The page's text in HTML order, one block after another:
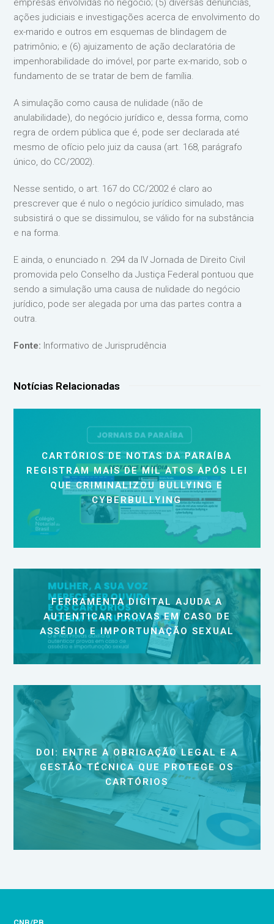
empresas envolvidas no negócio; (5) diversas denúncias,
ações judiciais e investigações acerca de envolvimento do
ex-marido e outros em esquemas de blindagem de
patrimônio; e (6) ajuizamento de ação declaratória de
impenhorabilidade do imóvel, por parte ex-marido, sob o
fundamento de se tratar de bem de família.
A simulação como causa de nulidade (não de
anulabilidade), do negócio jurídico e, dessa forma, como
regra de ordem pública que é, pode ser declarada até
mesmo de ofício pelo juiz da causa (art. 168, parágrafo
único, do CC/2002).
Nesse sentido, o art. 167 do CC/2002 é claro ao
prescrever que é nulo o negócio jurídico simulado, mas
subsistirá o que se dissimulou, se válido for na substância
e na forma.
E ainda, o enunciado n. 294 da IV Jornada de Direito Civil
promovida pelo Conselho da Justiça Federal pontuou que
sendo a simulação uma causa de nulidade do negócio
jurídico, pode ser alegada por uma das partes contra a
outra.
Fonte: Informativo de Jurisprudência
Notícias Relacionadas
CARTÓRIOS DE NOTAS DA PARAÍBA
REGISTRAM MAIS DE MIL ATOS APÓS LEI
QUE CRIMINALIZOU BULLYING E
CYBERBULLYING
FERRAMENTA DIGITAL AJUDA A
AUTENTICAR PROVAS EM CASO DE
ASSÉDIO E IMPORTUNAÇÃO SEXUAL
DOI: ENTRE A OBRIGAÇÃO LEGAL E A
GESTÃO TÉCNICA QUE PROTEGE OS
CARTÓRIOS